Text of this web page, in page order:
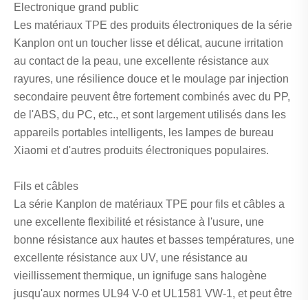
Electronique grand public
Les matériaux TPE des produits électroniques de la série
Kanplon ont un toucher lisse et délicat, aucune irritation
au contact de la peau, une excellente résistance aux
rayures, une résilience douce et le moulage par injection
secondaire peuvent être fortement combinés avec du PP,
de l'ABS, du PC, etc., et sont largement utilisés dans les
appareils portables intelligents, les lampes de bureau
Xiaomi et d'autres produits électroniques populaires.
Fils et câbles
La série Kanplon de matériaux TPE pour fils et câbles a
une excellente flexibilité et résistance à l'usure, une
bonne résistance aux hautes et basses températures, une
excellente résistance aux UV, une résistance au
vieillissement thermique, un ignifuge sans halogène
jusqu'aux normes UL94 V-0 et UL1581 VW-1, et peut être